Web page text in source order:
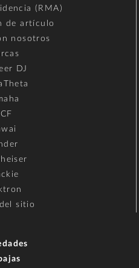
(RMA)
de artículo
nosotros
DJ
sitio